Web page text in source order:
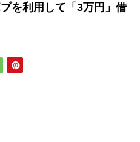
を利用して「3万円」借